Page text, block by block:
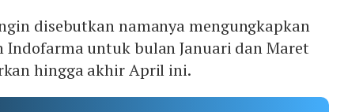
disebutkan namanya mengungkapkan
Indofarma untuk bulan Januari dan Maret
hingga akhir April ini.